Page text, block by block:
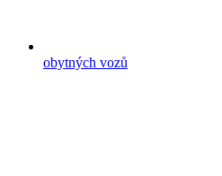
obytných vozů